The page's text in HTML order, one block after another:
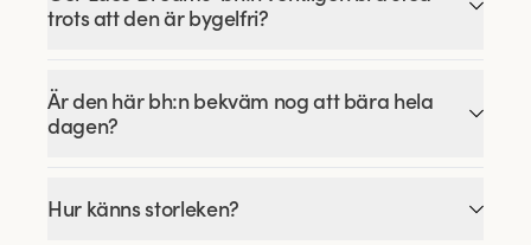
trots att den är bygelfri?
Är den här bh:n bekväm nog att bära hela
dagen?
Hur känns storleken?